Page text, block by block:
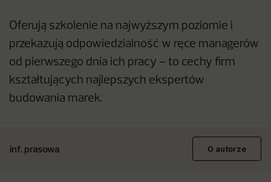
Oferują szkolenie na najwyższym poziomie i
przekazują odpowiedzialność w ręce managerów
od pierwszego dnia ich pracy – to cechy firm
kształtujących najlepszych ekspertów
budowania marek.
inf. prasowa O autorze